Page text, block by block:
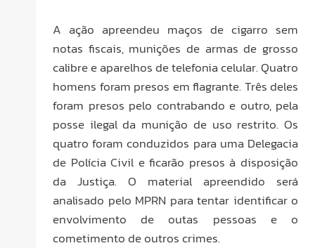
A ação apreendeu maços de cigarro sem
notas fiscais, munições de armas de grosso
calibre e aparelhos de telefonia celular. Quatro
homens foram presos em flagrante. Três deles
foram presos pelo contrabando e outro, pela
posse ilegal da munição de uso restrito. Os
quatro foram conduzidos para uma Delegacia
de Polícia Civil e ficarão presos à disposição
da Justiça. O material apreendido será
analisado pelo MPRN para tentar identificar o
envolvimento de outas pessoas e o
cometimento de outros crimes.